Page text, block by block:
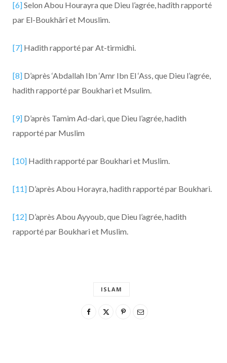
[6]Selon Abou Hourayra que Dieu l’agrée, hadîth rapporté
par El-Boukhârî et Mouslim.
[7] Hadith rapporté par At-tirmidhi.
[8] D’après ‘Abdallah Ibn ‘Amr Ibn El ‘Ass, que Dieu l’agrée,
hadith rapporté par Boukhari et Msulim.
[9] D’après Tamim Ad-dari, que Dieu l’agrée, hadith
rapporté par Muslim
[10] Hadith rapporté par Boukhari et Muslim.
[11] D’après Abou Horayra, hadith rapporté par Boukhari.
[12] D’après Abou Ayyoub, que Dieu l’agrée, hadith
rapporté par Boukhari et Muslim.
ISLAM